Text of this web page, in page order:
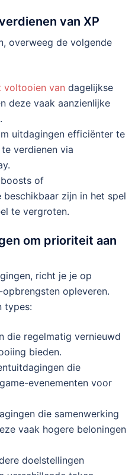
van XP
overweeg de volgende
voltooien van dagelijkse
deze vaak aanzienlijke
uitdagingen efficiënter te
verdienen via
of
zijn in het spel
te vergroten.
om prioriteit aan
richt je je op
opleveren.
types:
die regelmatig vernieuwd
bieden.
die
evenementen voor
die samenwerking
vaak hogere beloningen
doelstellingen